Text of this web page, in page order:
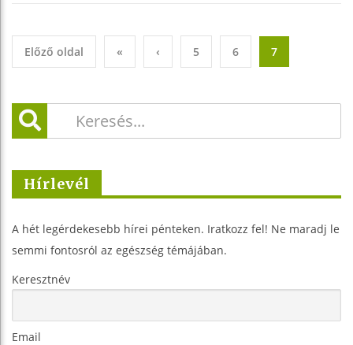
Előző oldal « ‹ 5 6 7
Hírlevél
A hét legérdekesebb hírei pénteken. Iratkozz fel! Ne maradj le
semmi fontosról az egészség témájában.
Keresztnév
Email